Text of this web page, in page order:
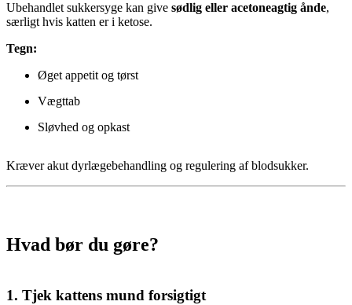
Ubehandlet sukkersyge kan give sødlig eller acetoneagtig ånde,
særligt hvis katten er i ketose.
Tegn:
Øget appetit og tørst
Vægttab
Sløvhed og opkast
Kræver akut dyrlægebehandling og regulering af blodsukker.
Hvad bør du gøre?
1. Tjek kattens mund forsigtigt